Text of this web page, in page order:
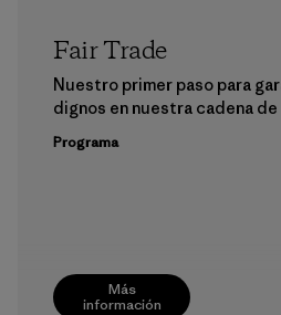
Más
información
Fair Trade
Nuestro primer paso para
dignos en nuestra cadena
Programa